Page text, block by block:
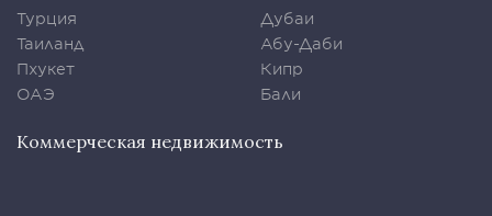
Турция
Таиланд
Пхукет
ОАЭ
Дубаи
Абу-Даби
Кипр
Бали
Коммерческая недвижимость